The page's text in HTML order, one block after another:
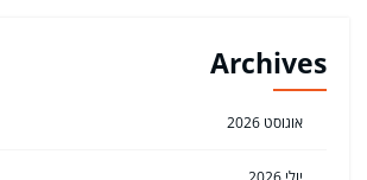
Archives
אוגוסט 2026